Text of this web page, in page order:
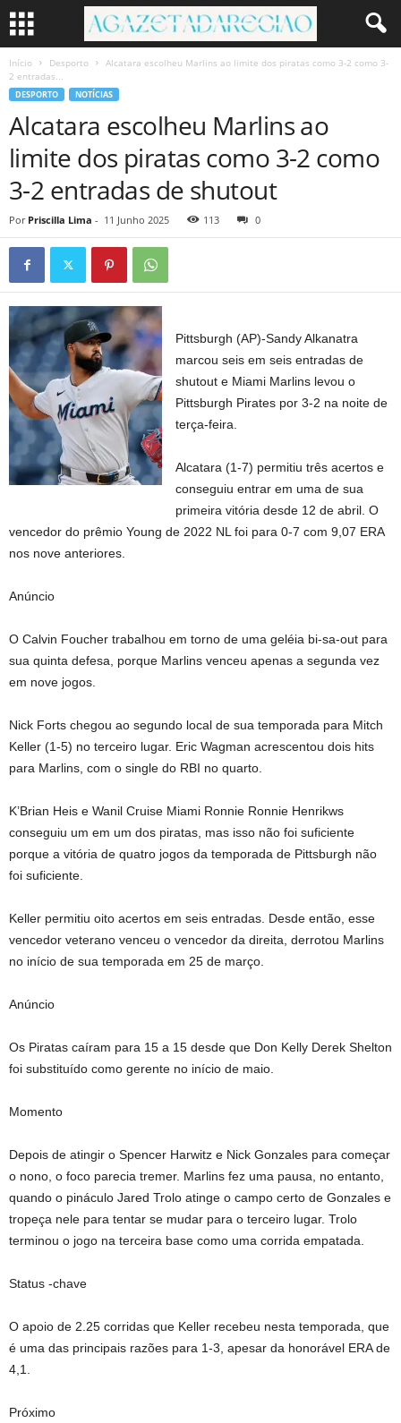
Início Desporto
Alcatara escolheu Marlins ao limite dos piratas como 3-2 como 3-
2 entradas...
DESPORTO NOTÍCIAS
Alcatara escolheu Marlins ao
limite dos piratas como 3-2 como
3-2 entradas de shutout
Por Priscilla Lima - 11 Junho 2025 113 0
Pittsburgh (AP)-Sandy Alkanatra
marcou seis em seis entradas de
shutout e Miami Marlins levou o
Pittsburgh Pirates por 3-2 na noite de
terça-feira.
Alcatara (1-7) permitiu três acertos e
conseguiu entrar em uma de sua
primeira vitória desde 12 de abril. O
vencedor do prêmio Young de 2022 NL foi para 0-7 com 9,07 ERA
nos nove anteriores.
Anúncio
O Calvin Foucher trabalhou em torno de uma geléia bi-sa-out para
sua quinta defesa, porque Marlins venceu apenas a segunda vez
em nove jogos.
Nick Forts chegou ao segundo local de sua temporada para Mitch
Keller (1-5) no terceiro lugar. Eric Wagman acrescentou dois hits
para Marlins, com o single do RBI no quarto.
K’Brian Heis e Wanil Cruise Miami Ronnie Ronnie Henrikws
conseguiu um em um dos piratas, mas isso não foi suficiente
porque a vitória de quatro jogos da temporada de Pittsburgh não
foi suficiente.
Keller permitiu oito acertos em seis entradas. Desde então, esse
vencedor veterano venceu o vencedor da direita, derrotou Marlins
no início de sua temporada em 25 de março.
Anúncio
Os Piratas caíram para 15 a 15 desde que Don Kelly Derek Shelton
foi substituído como gerente no início de maio.
Momento
Depois de atingir o Spencer Harwitz e Nick Gonzales para começar
o nono, o foco parecia tremer. Marlins fez uma pausa, no entanto,
quando o pináculo Jared Trolo atinge o campo certo de Gonzales e
tropeça nele para tentar se mudar para o terceiro lugar. Trolo
terminou o jogo na terceira base como uma corrida empatada.
Status -chave
O apoio de 2.25 corridas que Keller recebeu nesta temporada, que
é uma das principais razões para 1-3, apesar da honorável ERA de
4,1.
Próximo